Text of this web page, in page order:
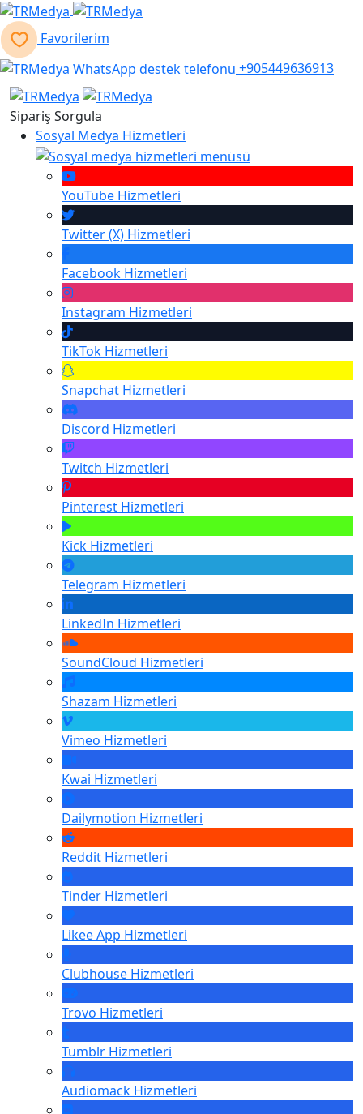
Favorilerim
+905449636913
Sipariş Sorgula
Sosyal Medya Hizmetleri
YouTube Hizmetleri
Twitter (X) Hizmetleri
Facebook Hizmetleri
Instagram Hizmetleri
TikTok Hizmetleri
Snapchat Hizmetleri
Discord Hizmetleri
Twitch Hizmetleri
Pinterest Hizmetleri
Kick Hizmetleri
Telegram Hizmetleri
LinkedIn Hizmetleri
SoundCloud Hizmetleri
Shazam Hizmetleri
Vimeo Hizmetleri
Kwai Hizmetleri
Dailymotion Hizmetleri
Reddit Hizmetleri
Tinder Hizmetleri
Likee App Hizmetleri
Clubhouse Hizmetleri
Trovo Hizmetleri
Tumblr Hizmetleri
Audiomack Hizmetleri